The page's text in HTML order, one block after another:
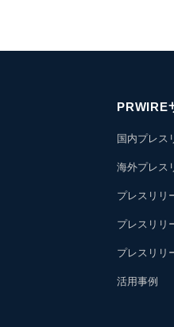
PRWIRE
国内プレス
海外プレス
プレスリリ
プレスリリ
プレスリリ
活用事例